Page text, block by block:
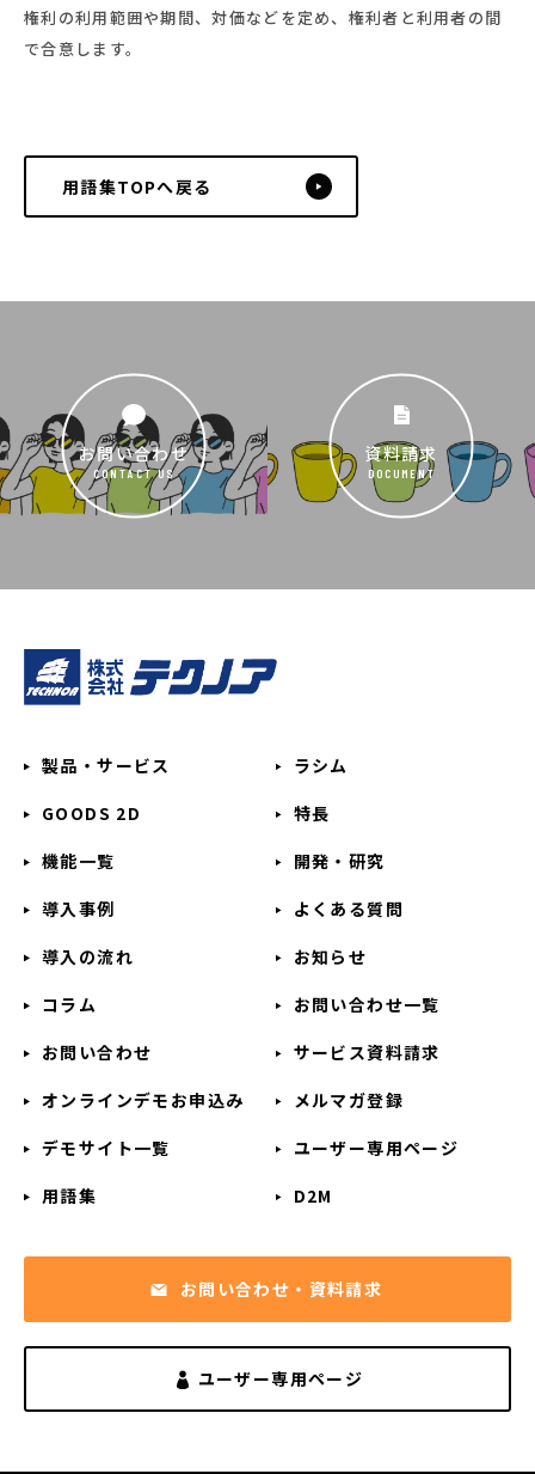
権利の利用範囲や期間、対価などを定め、権利者と利用者の間
で合意します。
用語集TOPへ戻る
お問い合わせ
CONTACT US
資料請求
DOCUMENT
製品・サービス
ラシム
GOODS 2D
特長
機能一覧
開発・研究
導入事例
よくある質問
導入の流れ
お知らせ
コラム
お問い合わせ一覧
お問い合わせ
サービス資料請求
オンラインデモお申込み
メルマガ登録
デモサイト一覧
ユーザー専用ページ
用語集
D2M
お問い合わせ・資料請求
ユーザー専用ページ